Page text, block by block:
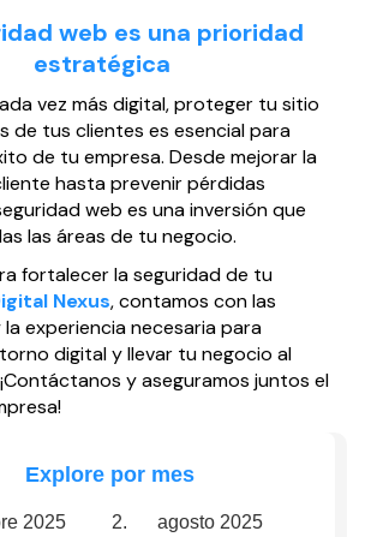
web es una prioridad
estratégica
vez más digital, proteger tu sitio
de tus clientes es esencial para
de tu empresa. Desde mejorar la
hasta prevenir pérdidas
web es una inversión que
las áreas de tu negocio.
fortalecer la seguridad de tu
Nexus, contamos con las
experiencia necesaria para
digital y llevar tu negocio al
y aseguramos juntos el
Explore por mes
2025 agosto 2025